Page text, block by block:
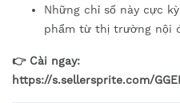
Những chỉ số này cực
phẩm từ thị trường nội
👉 Cài ngay:
https://s.sellersprite.com/